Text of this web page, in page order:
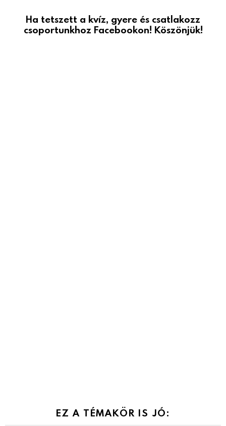
Ha tetszett a kvíz, gyere és csatlakozz
csoportunkhoz Facebookon! Köszönjük!
EZ A TÉMAKÖR IS JÓ: